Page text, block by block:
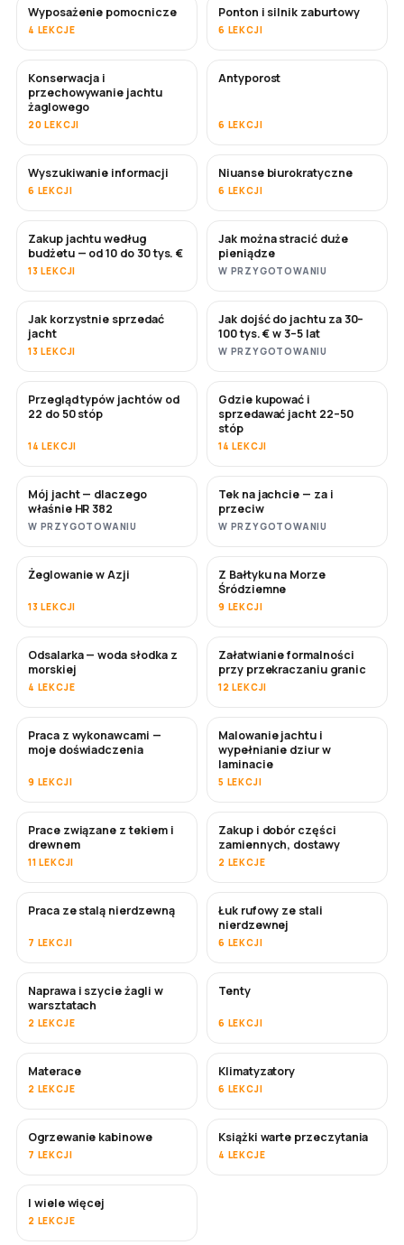
Wyposażenie pomocnicze
4 LEKCJE
Ponton i silnik zaburtowy
6 LEKCJI
Konserwacja i
przechowywanie jachtu
żaglowego
20 LEKCJI
WKRÓTCE
Antyporost
6 LEKCJI
Wyszukiwanie informacji
6 LEKCJI
Niuanse biurokratyczne
6 LEKCJI
WKRÓTCE
Zakup jachtu według
budżetu — od 10 do 30 tys. €
13 LEKCJI
WKRÓTCE
Jak można stracić duże
pieniądze
W PRZYGOTOWANIU
NOWE
Jak korzystnie sprzedać
jacht
13 LEKCJI
NOWE
Jak dojść do jachtu za 30–
100 tys. € w 3–5 lat
W PRZYGOTOWANIU
WKRÓTCE
Przegląd typów jachtów od
22 do 50 stóp
14 LEKCJI
WKRÓTCE
Gdzie kupować i
sprzedawać jacht 22–50
stóp
14 LEKCJI
WKRÓTCE
Mój jacht — dlaczego
właśnie HR 382
W PRZYGOTOWANIU
WKRÓTCE
Tek na jachcie — za i
przeciw
W PRZYGOTOWANIU
WKRÓTCE
Żeglowanie w Azji
13 LEKCJI
WKRÓTCE
Z Bałtyku na Morze
Śródziemne
9 LEKCJI
WKRÓTCE
Odsalarka — woda słodka z
morskiej
4 LEKCJE
Załatwianie formalności
przy przekraczaniu granic
12 LEKCJI
WKRÓTCE
Praca z wykonawcami —
moje doświadczenia
9 LEKCJI
WKRÓTCE
Malowanie jachtu i
wypełnianie dziur w
laminacie
5 LEKCJI
Prace związane z tekiem i
drewnem
11 LEKCJI
WKRÓTCE
Zakup i dobór części
zamiennych, dostawy
2 LEKCJE
WKRÓTCE
Praca ze stalą nierdzewną
7 LEKCJI
Łuk rufowy ze stali
nierdzewnej
6 LEKCJI
WKRÓTCE
Naprawa i szycie żagli w
warsztatach
2 LEKCJE
Tenty
6 LEKCJI
Materace
2 LEKCJE
WKRÓTCE
Klimatyzatory
6 LEKCJI
WKRÓTCE
Ogrzewanie kabinowe
7 LEKCJI
WKRÓTCE
Książki warte przeczytania
4 LEKCJE
WKRÓTCE
I wiele więcej
2 LEKCJE